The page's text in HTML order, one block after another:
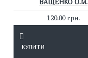
ВАЩЕНКО О.М.
120.00 грн.
КУПИТИ